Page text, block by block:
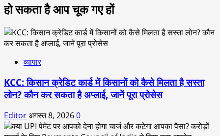
हो सकता है आप चूक गए हों
व्यापार
KCC: किसान क्रेडिट कार्ड में किसानों को कैसे मिलता है सस्ता
लोन? कौन कर सकता है अप्लाई, जानें पूरा प्रोसेस
Editorअगस्त 8, 20260